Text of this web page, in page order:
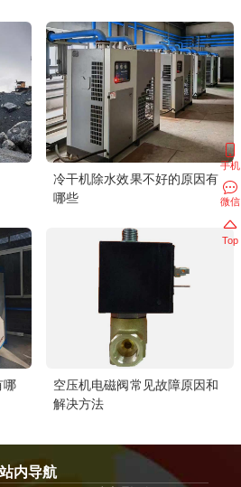
手机
微信
Top
冷干机除水效果不好的原因有
哪些
哪
空压机电磁阀常见故障原因和
解决方法
内导航